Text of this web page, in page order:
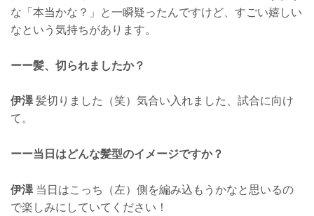
な「本当かな？」と一瞬疑ったんですけど、すごい嬉しい
なという気持ちがあります。
ーー髪、切られましたか？
伊澤髪切りました（笑）気合い入れました、試合に向け
て。
ーー当日はどんな髪型のイメージですか？
伊澤当日はこっち（左）側を編み込もうかなと思いるの
で楽しみにしていてください！